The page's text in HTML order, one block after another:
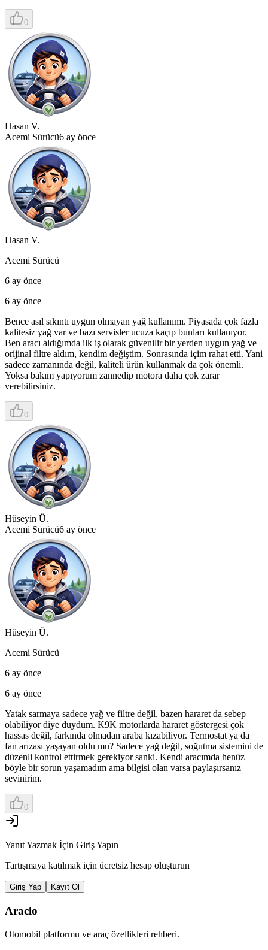
0
Hasan V.
Acemi Sürücü6 ay önce
Hasan V.
Acemi Sürücü
6 ay önce
6 ay önce
Bence asıl sıkıntı uygun olmayan yağ kullanımı. Piyasada çok fazla
kalitesiz yağ var ve bazı servisler ucuza kaçıp bunları kullanıyor.
Ben aracı aldığımda ilk iş olarak güvenilir bir yerden uygun yağ ve
orijinal filtre aldım, kendim değiştim. Sonrasında içim rahat etti. Yani
sadece zamanında değil, kaliteli ürün kullanmak da çok önemli.
Yoksa bakım yapıyorum zannedip motora daha çok zarar
verebilirsiniz.
0
Hüseyin Ü.
Acemi Sürücü6 ay önce
Hüseyin Ü.
Acemi Sürücü
6 ay önce
6 ay önce
Yatak sarmaya sadece yağ ve filtre değil, bazen hararet da sebep
olabiliyor diye duydum. K9K motorlarda hararet göstergesi çok
hassas değil, farkında olmadan araba kızabiliyor. Termostat ya da
fan arızası yaşayan oldu mu? Sadece yağ değil, soğutma sistemini de
düzenli kontrol ettirmek gerekiyor sanki. Kendi aracımda henüz
böyle bir sorun yaşamadım ama bilgisi olan varsa paylaşırsanız
sevinirim.
0
Yanıt Yazmak İçin Giriş Yapın
Tartışmaya katılmak için ücretsiz hesap oluşturun
Giriş Yap Kayıt Ol
Araclo
Otomobil platformu ve araç özellikleri rehberi.